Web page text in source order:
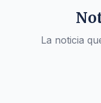
La noticia